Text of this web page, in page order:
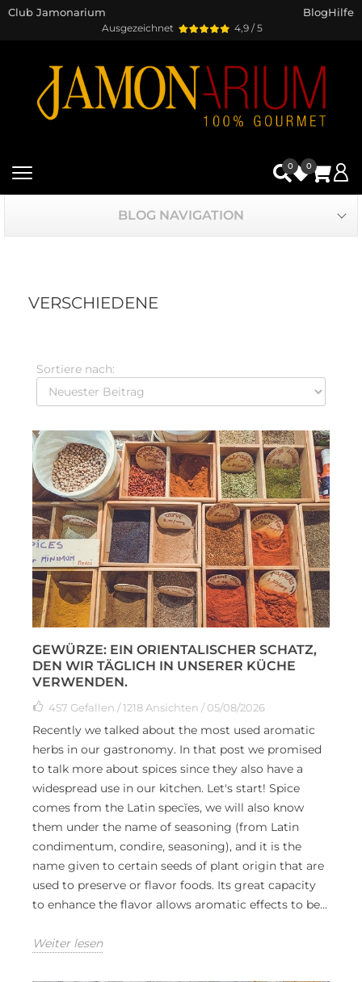
Ausgezeichnet 4,9 / 5
Club Jamonarium BlogHilfe
0 0
BLOG NAVIGATION
VERSCHIEDENE
Sortiere nach:
GEWÜRZE: EIN ORIENTALISCHER SCHATZ,
DEN WIR TÄGLICH IN UNSERER KÜCHE
VERWENDEN.
457 Gefallen / 1218 Ansichten / 05/08/2026
Recently we talked about the most used aromatic
herbs in our gastronomy. In that post we promised
to talk more about spices since they also have a
widespread use in our kitchen. Let's start! Spice
comes from the Latin specĭes, we will also know
them under the name of seasoning (from Latin
condimentum, condire, seasoning), and it is the
name given to certain seeds of plant origin that are
used to preserve or flavor foods. Its great capacity
to enhance the flavor allows aromatic effects to be...
Weiter lesen